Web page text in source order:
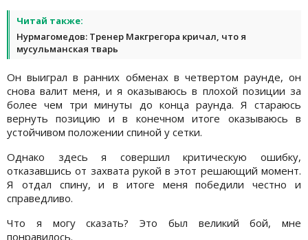
Читай также:
Нурмагомедов: Тренер Макгрегора кричал, что я
мусульманская тварь
Он выиграл в ранних обменах в четвертом раунде, он
снова валит меня, и я оказываюсь в плохой позиции за
более чем три минуты до конца раунда. Я стараюсь
вернуть позицию и в конечном итоге оказываюсь в
устойчивом положении спиной у сетки.
Однако здесь я совершил критическую ошибку,
отказавшись от захвата рукой в этот решающий момент.
Я отдал спину, и в итоге меня победили честно и
справедливо.
Что я могу сказать? Это был великий бой, мне
понравилось.